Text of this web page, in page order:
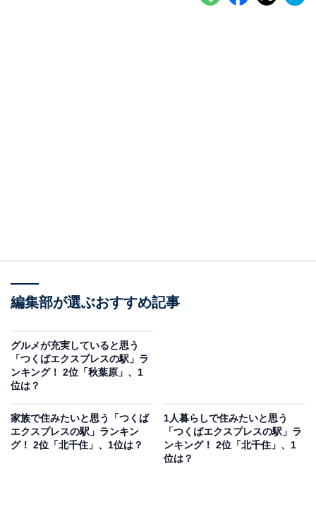
編集部が選ぶおすすめ記事
グルメが充実していると思う
「つくばエクスプレスの駅」ラ
ンキング！ 2位「秋葉原」、1
位は？
家族で住みたいと思う「つくば
エクスプレスの駅」ランキン
グ！ 2位「北千住」、1位は？
1人暮らしで住みたいと思う
「つくばエクスプレスの駅」ラ
ンキング！ 2位「北千住」、1
位は？